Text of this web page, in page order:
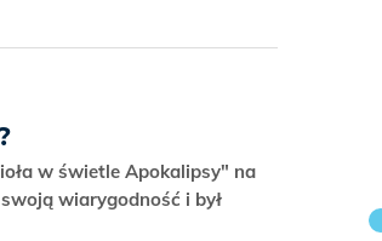
w świetle Apokalipsy" na
wiarygodność i był